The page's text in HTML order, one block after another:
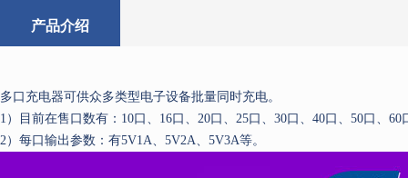
产品介绍
多口充电器可供众多类型电子设备批量同时充电。
1）目前在售口数有：10口、16口、20口、25口、30口、40口、50口、60
2）每口输出参数：有5V1A、5V2A、5V3A等。